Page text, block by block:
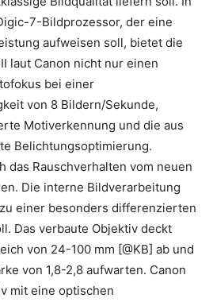
7-Bildprozessor, der eine
aufweisen soll, bietet die
laut Canon nicht nur einen
bei einer
von 8 Bildern/Sekunde,
Motiverkennung und die aus
Belichtungsoptimierung.
das Rauschverhalten vom neuen
Die interne Bildverarbeitung
einer besonders differenzierten
Das verbaute Objektiv deckt
von 24-100 mm [@KB] ab und
von 1,8-2,8 aufwarten. Canon
mit eine optischen